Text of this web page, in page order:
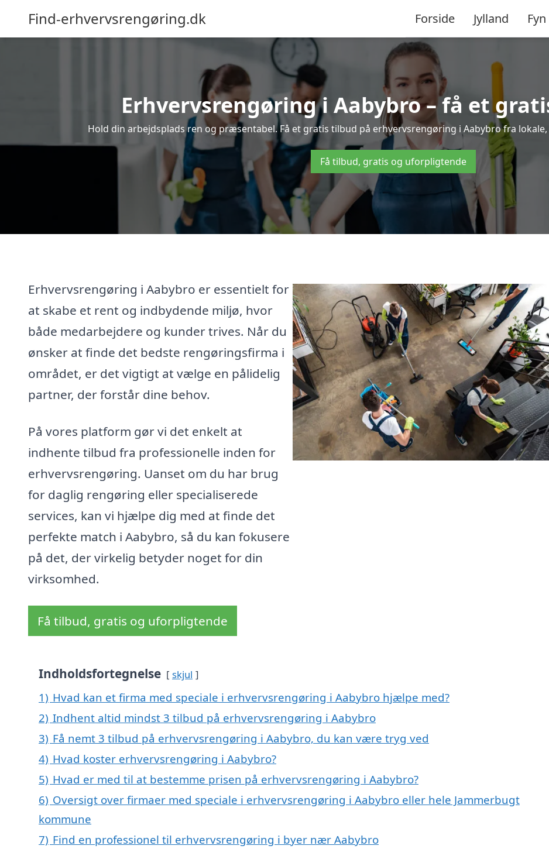
Find-erhvervsrengøring.dk Forside Jylland Fyn
Erhvervsrengøring i Aabybro – få et
Hold din arbejdsplads ren og præsentabel. Få et gratis tilbud på erhvervsrengøring i Aabybro fra
Få tilbud, gratis og uforpligtende
Erhvervsrengøring i Aabybro er essentielt for
at skabe et rent og indbydende miljø, hvor
både medarbejdere og kunder trives. Når du
ønsker at finde det bedste rengøringsfirma i
området, er det vigtigt at vælge en pålidelig
partner, der forstår dine behov.
På vores platform gør vi det enkelt at
indhente tilbud fra professionelle inden for
erhvervsrengøring. Uanset om du har brug
for daglig rengøring eller specialiserede
services, kan vi hjælpe dig med at finde det
perfekte match i Aabybro, så du kan fokusere
på det, der virkelig betyder noget for din
virksomhed.
Få tilbud, gratis og uforpligtende
Indholdsfortegnelse skjul
1) Hvad kan et firma med speciale i erhvervsrengøring i Aabybro hjælpe med?
2) Indhent altid mindst 3 tilbud på erhvervsrengøring i Aabybro
3) Få nemt 3 tilbud på erhvervsrengøring i Aabybro, du kan være tryg ved
4) Hvad koster erhvervsrengøring i Aabybro?
5) Hvad er med til at bestemme prisen på erhvervsrengøring i Aabybro?
6) Oversigt over firmaer med speciale i erhvervsrengøring i Aabybro eller hele Jammerbugt
kommune
7) Find en professionel til erhvervsrengøring i byer nær Aabybro